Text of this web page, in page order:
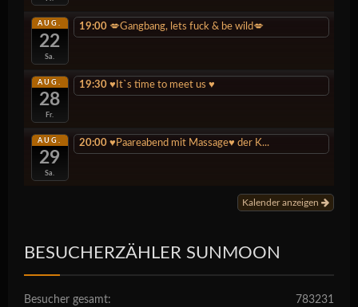
AUG.
22
Sa.
19:00 💋Gangbang, lets fuck & be wild💋
AUG.
28
Fr.
19:30 ♥️It`s time to meet us ♥️
AUG.
29
Sa.
20:00 ♥️Paareabend mit Massage♥️ der K...
Kalender anzeigen
BESUCHERZÄHLER SUNMOON
783231
Besucher gesamt: